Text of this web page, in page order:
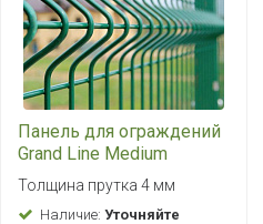
Панель для ограждений
Grand Line Medium
1,03x2,5 RAL 6005
(зеленый)
Толщина прутка 4 мм
Наличие:Уточняйте